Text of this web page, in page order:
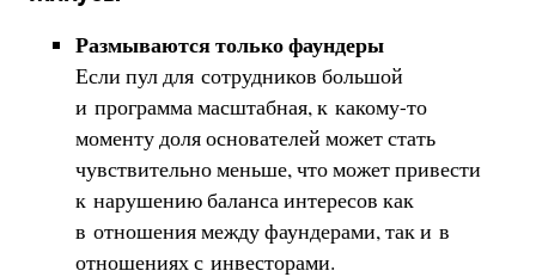
Размываются только фаундеры
Если пул для сотрудников большой
и программа масштабная, к какому-то
моменту доля основателей может стать
чувствительно меньше, что может привести
к нарушению баланса интересов как
в отношения между фаундерами, так и в
отношениях с инвесторами.